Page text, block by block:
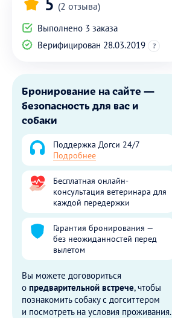
(2 отзыва)
Выполнено 3 заказа
Верифицирован 28.03.2019
?
Бронирование на сайте —
безопасность для вас и
собаки
Поддержка Догси 24/7
Подробнее
Бесплатная онлайн-
консультация ветеринара для
каждой передержки
Гарантия бронирования —
без неожиданностей перед
вылетом
Вы можете договориться
о предварительной встрече, чтобы
познакомить собаку с догситтером
и посмотреть на условия проживания.